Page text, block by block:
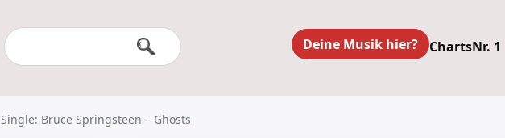
Deine Musik hier? ChartsNr.
Single: Bruce Springsteen – Ghosts